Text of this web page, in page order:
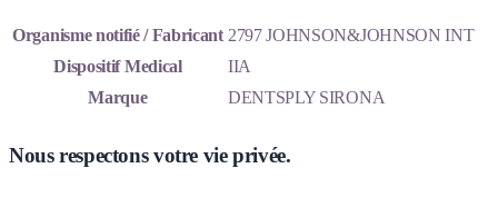
Organisme notifié / Fabricant 2797 JOHNSON&JOHNSON INT
Dispositif Medical
IIA
Marque
DENTSPLY SIRONA
Nous respectons votre vie privée.